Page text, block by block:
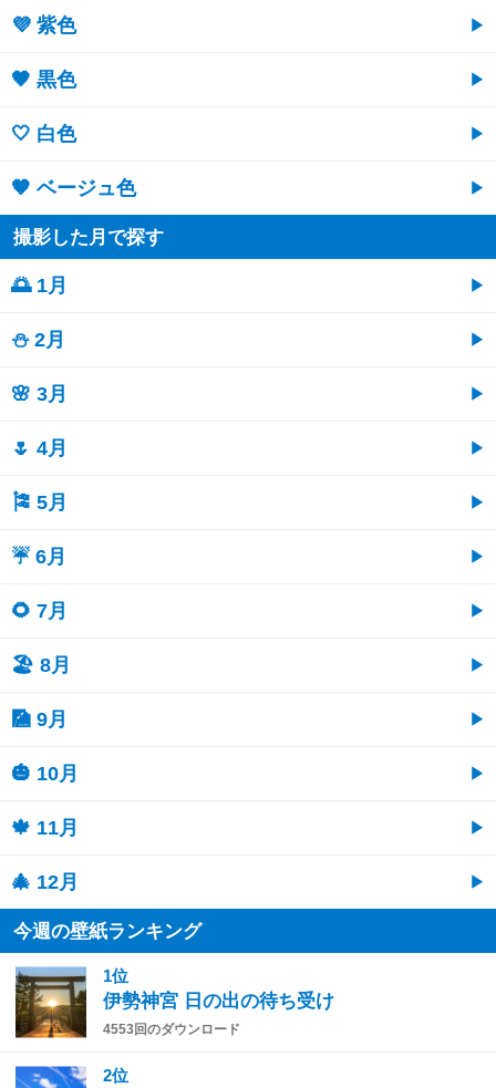
💜 紫色
🖤 黒色
🤍 白色
🤎 ベージュ色
撮影した月で探す
🌅 1月
⛄ 2月
🌸 3月
🌷 4月
🎏 5月
☔ 6月
🌻 7月
🏖 8月
🎑 9月
🎃 10月
🍁 11月
🎄 12月
今週の壁紙ランキング
1位
伊勢神宮 日の出の待ち受け
4553回のダウンロード
2位